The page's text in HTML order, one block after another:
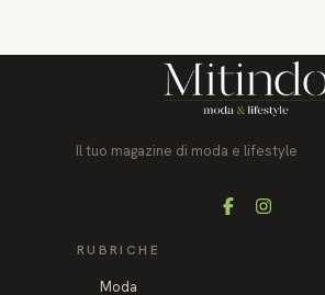
Il tuo magazine di moda e lifestyle
FacebookInstagram
RUBRICHE
Moda